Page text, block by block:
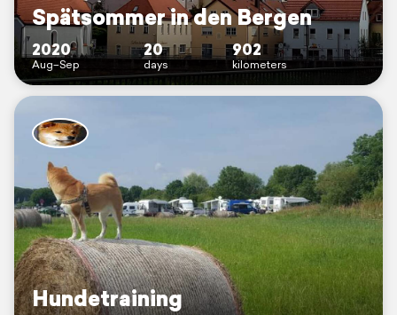
Spätsommer in den Bergen
2020
Aug–Sep
20
days
902
kilometers
Hundetraining